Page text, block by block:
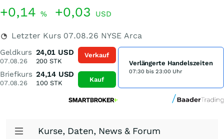
+0,14 % +0,03 USD
Letzter Kurs 07.08.26 NYSE Arca
Geldkurs
07.08.26
24,01 USD
200 STK
Briefkurs
07.08.26
24,14 USD
100STK
Verkauf
Kauf
Verlängerte Handelszeiten
07:30 bis 23:00 Uhr
Kurse, Daten, News & Forum